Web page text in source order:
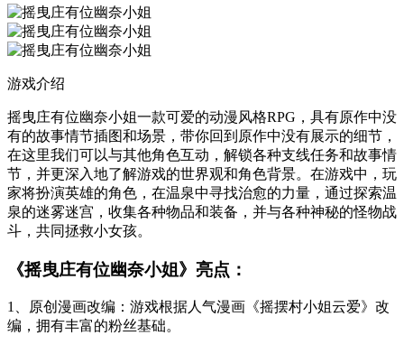
游戏介绍
摇曳庄有位幽奈小姐一款可爱的动漫风格RPG，具有原作中没
有的故事情节插图和场景，带你回到原作中没有展示的细节，
在这里我们可以与其他角色互动，解锁各种支线任务和故事情
节，并更深入地了解游戏的世界观和角色背景。在游戏中，玩
家将扮演英雄的角色，在温泉中寻找治愈的力量，通过探索温
泉的迷雾迷宫，收集各种物品和装备，并与各种神秘的怪物战
斗，共同拯救小女孩。
《摇曳庄有位幽奈小姐》亮点：
1、原创漫画改编：游戏根据人气漫画《摇摆村小姐云爱》改
编，拥有丰富的粉丝基础。